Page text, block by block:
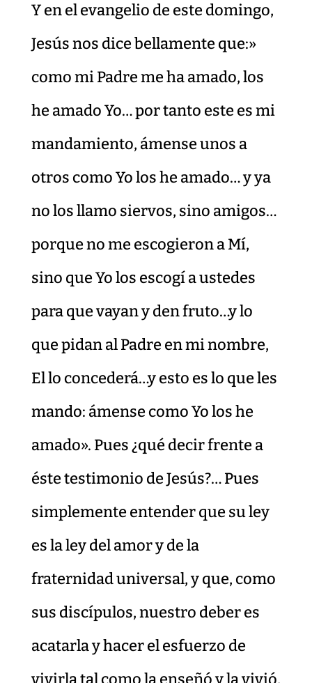
Y en el evangelio de este domingo,
Jesús nos dice bellamente que:»
como mi Padre me ha amado, los
he amado Yo… por tanto este es mi
mandamiento, ámense unos a
otros como Yo los he amado… y ya
no los llamo siervos, sino amigos…
porque no me escogieron a Mí,
sino que Yo los escogí a ustedes
para que vayan y den fruto…y lo
que pidan al Padre en mi nombre,
El lo concederá…y esto es lo que les
mando: ámense como Yo los he
amado». Pues ¿qué decir frente a
éste testimonio de Jesús?… Pues
simplemente entender que su ley
es la ley del amor y de la
fraternidad universal, y que, como
sus discípulos, nuestro deber es
acatarla y hacer el esfuerzo de
vivirla tal como la enseñó y la vivió,